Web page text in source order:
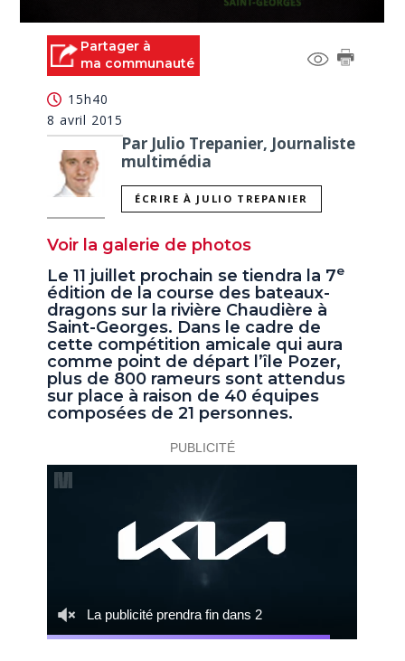
seconds Partager à
ma communauté
15h40
8 avril 2015
Par Julio Trepanier, Journaliste
multimédia
ÉCRIRE À JULIO TREPANIER
Voir la galerie de photos
Le 11 juillet prochain se tiendra la 7e
édition de la course des bateaux-
dragons sur la rivière Chaudière à
Saint-Georges. Dans le cadre de
cette compétition amicale qui aura
comme point de départ l’île Pozer,
plus de 800 rameurs sont attendus
sur place à raison de 40 équipes
composées de 21 personnes.